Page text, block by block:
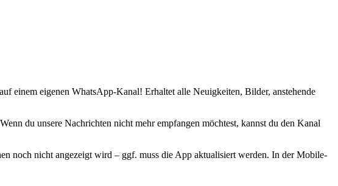
einem eigenen WhatsApp-Kanal! Erhaltet alle Neuigkeiten, Bilder, anstehende
du unsere Nachrichten nicht mehr empfangen möchtest, kannst du den Kanal
noch nicht angezeigt wird – ggf. muss die App aktualisiert werden. In der Mobile-